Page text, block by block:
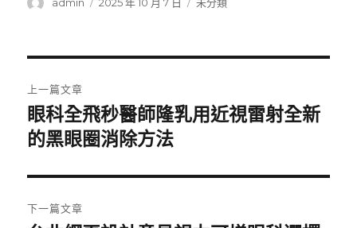
章
導
覽
上一篇文章
上
一
文
章:
眼科全飛秒醫師隆乳用近視雷射全新
的黑眼圈消除方法
下一篇文章